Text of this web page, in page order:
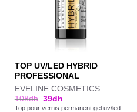
TOP UV/LED HYBRID
PROFESSIONAL
EVELINE COSMETICS
108dh 39dh
Top pour vernis permanent gel uv/led